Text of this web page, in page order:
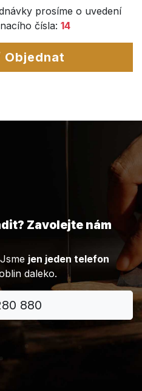
prosíme o uvedení
čísla: 14
Objednat
Zavolejte nám
jen jeden telefon
daleko.
880